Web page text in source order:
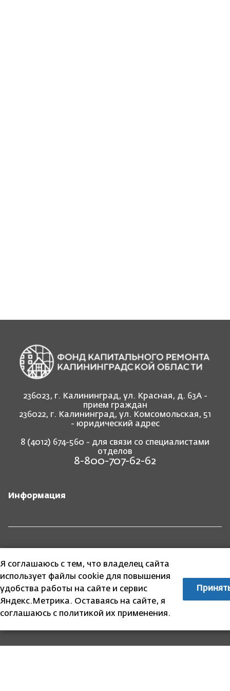
236023, г. Калининград, ул. Красная, д. 63А -
прием граждан
236022, г. Калининград, ул. Комсомольская, 51
- юридический адрес
8 (4012) 674-560 - для связи со специалистами
отделов
8-800-707-62-62
Информация
Собственникам
Я соглашаюсь с тем, что владелец сайта
использует файлы cookie для повышения
удобства работы на сайте и сервис
Яндекс.Метрика. Оставаясь на сайте, я
соглашаюсь с политикой их применения.